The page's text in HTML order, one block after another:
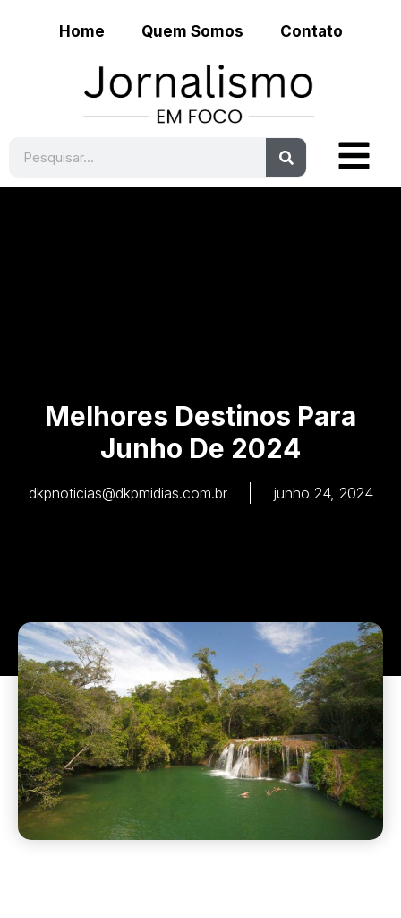
Home Quem Somos Contato
Melhores Destinos Para
Junho De 2024
dkpnoticias@dkpmidias.com.br junho 24, 2024